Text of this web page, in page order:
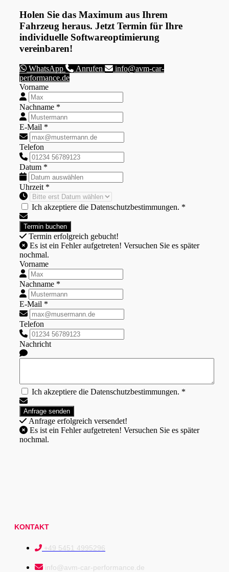
Holen Sie das Maximum aus Ihrem
Fahrzeug heraus. Jetzt Termin für Ihre
individuelle Softwareoptimierung
vereinbaren!
WhatsApp Anrufen
info@avm-car-
performance.de
Vorname
Nachname *
E-Mail *
Telefon
Datum *
Uhrzeit *
Ich akzeptiere die Datenschutzbestimmungen. *
Termin erfolgreich gebucht!
nochmal.
Vorname
Nachname *
E-Mail *
Telefon
Nachricht
Ich akzeptiere die Datenschutzbestimmungen. *
Anfrage erfolgreich versendet!
nochmal.
KONTAKT
+49 5451 4995296
info@avm-car-performance.de